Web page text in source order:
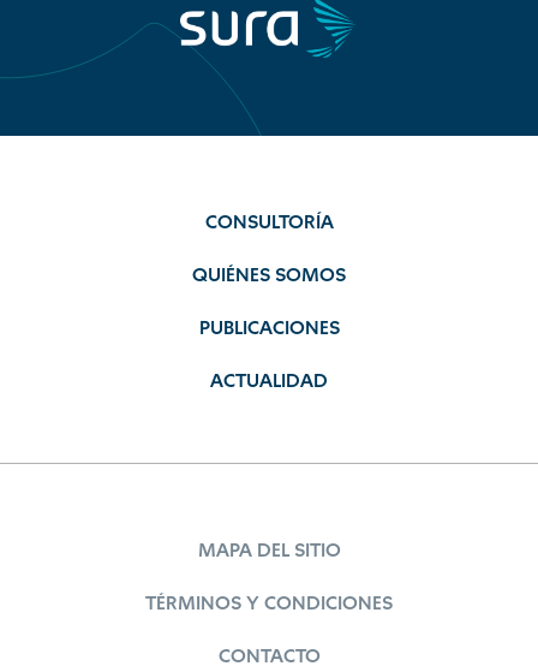
CONSULTORÍA
QUIÉNES SOMOS
PUBLICACIONES
ACTUALIDAD
MAPA DEL SITIO
TÉRMINOS Y CONDICIONES
CONTACTO